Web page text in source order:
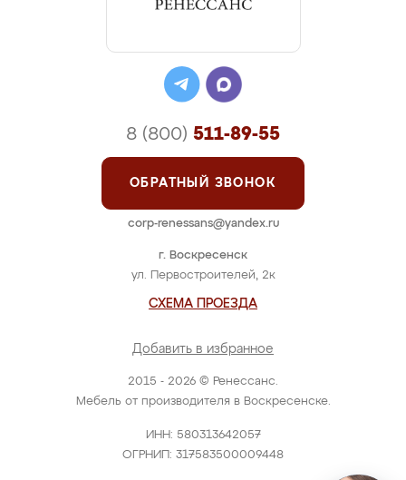
2015 - 2026 © Ренессанс.
Мебель от производителя в Воскресенске.
ИНН: 580313642057
ОГРНИП: 317583500009448
г. Воскресенск
ул. Первостроителей, 2к
СХЕМА ПРОЕЗДА
Добавить в избранное
8 (800) 511-89-55
ОБРАТНЫЙ ЗВОНОК
corp-renessans@yandex.ru